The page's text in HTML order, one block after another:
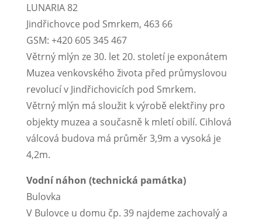
LUNARIA 82
Jindřichovce pod Smrkem, 463 66
GSM: +420 605 345 467
Větrný mlýn ze 30. let 20. století je exponátem
Muzea venkovského života před průmyslovou
revolucí v Jindřichovicích pod Smrkem.
Větrný mlýn má sloužit k výrobě elektřiny pro
objekty muzea a současně k mletí obilí. Cihlová
válcová budova má průměr 3,9m a vysoká je
4,2m.
Vodní náhon (technická památka)
Bulovka
V Bulovce u domu čp. 39 najdeme zachovalý a